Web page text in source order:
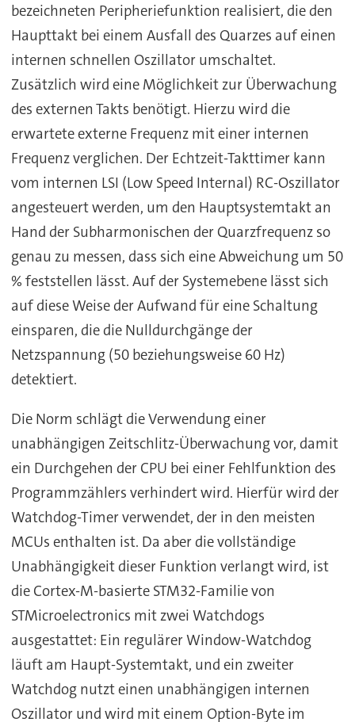
bezeichneten Peripheriefunktion realisiert, die den
Haupttakt bei einem Ausfall des Quarzes auf einen
internen schnellen Oszillator umschaltet.
Zusätzlich wird eine Möglichkeit zur Überwachung
des externen Takts benötigt. Hierzu wird die
erwartete externe Frequenz mit einer internen
Frequenz verglichen. Der Echtzeit-Takttimer kann
vom internen LSI (Low Speed Internal) RC-Oszillator
angesteuert werden, um den Hauptsystemtakt an
Hand der Subharmonischen der Quarzfrequenz so
genau zu messen, dass sich eine Abweichung um 50
% feststellen lässt. Auf der Systemebene lässt sich
auf diese Weise der Aufwand für eine Schaltung
einsparen, die die Nulldurchgänge der
Netzspannung (50 beziehungsweise 60 Hz)
detektiert.
Die Norm schlägt die Verwendung einer
unabhängigen Zeitschlitz-Überwachung vor, damit
ein Durchgehen der CPU bei einer Fehlfunktion des
Programmzählers verhindert wird. Hierfür wird der
Watchdog-Timer verwendet, der in den meisten
MCUs enthalten ist. Da aber die vollständige
Unabhängigkeit dieser Funktion verlangt wird, ist
die Cortex-M-basierte STM32-Familie von
STMicroelectronics mit zwei Watchdogs
ausgestattet: Ein regulärer Window-Watchdog
läuft am Haupt-Systemtakt, und ein zweiter
Watchdog nutzt einen unabhängigen internen
Oszillator und wird mit einem Option-Byte im